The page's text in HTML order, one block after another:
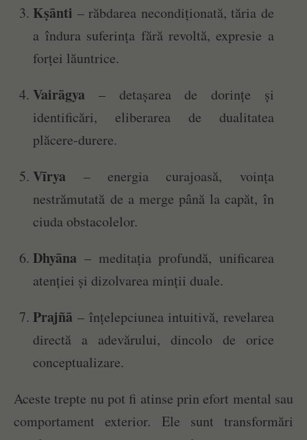
Kṣānti – răbdarea necondiționată, tăria de
a îndura suferința fără revoltă, expresie a
forței lăuntrice.
Vairāgya – detașarea de dorințe și
identificări, eliberarea de dualitatea
plăcere-durere.
Vīrya – energia curajoasă, voința
nestrămutată de a merge până la capăt, în
ciuda obstacolelor.
Dhyāna – meditația profundă, unificarea
atenției și dizolvarea minții duale.
Prajñā – înțelepciunea intuitivă, revelarea
directă a adevărului, dincolo de orice
conceptualizare.
Aceste trepte nu pot fi atinse prin efort mental sau
comportament exterior. Ele sunt transformări